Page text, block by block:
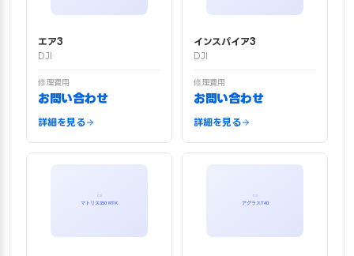
エア3
DJI
修理費用
お問い合わせ
詳細を見る
インスパイア3
DJI
修理費用
お問い合わせ
詳細を見る